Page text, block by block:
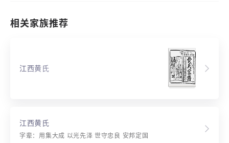
相关家族推荐
江西黄氏
江西黄氏
字辈：用集大成 以光先泽 世守忠良 安邦定国